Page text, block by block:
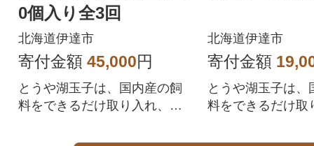
0個入り全3回
北海道伊達市
寄付金額 45,000円
とうや湖玉子は、国内産の飼
料をできるだけ取り入れ、香
北海道伊達市
寄付金額
とうや湖玉子は、
料をできるだけ取